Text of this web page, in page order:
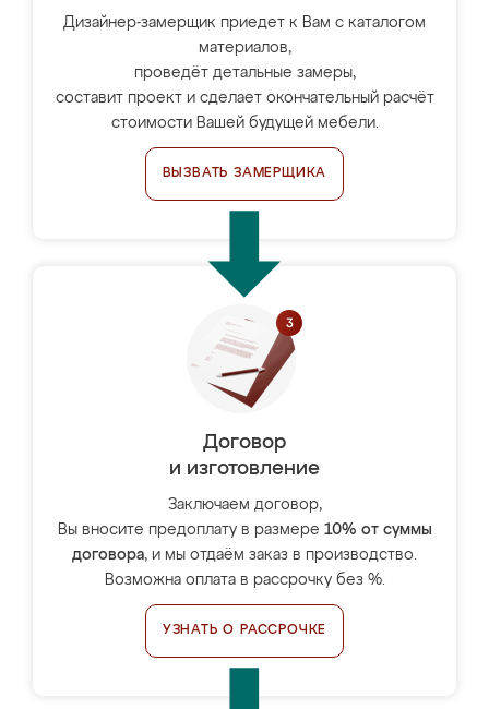
Дизайнер-замерщик приедет к Вам с каталогом
материалов,
проведёт детальные замеры,
составит проект и сделает окончательный расчёт
стоимости Вашей будущей мебели.
ВЫЗВАТЬ ЗАМЕРЩИКА
Договор
и изготовление
Заключаем договор,
Вы вносите предоплату в размере 10% от суммы
договора, и мы отдаём заказ в производство.
Возможна оплата в рассрочку без %.
УЗНАТЬ О РАССРОЧКЕ